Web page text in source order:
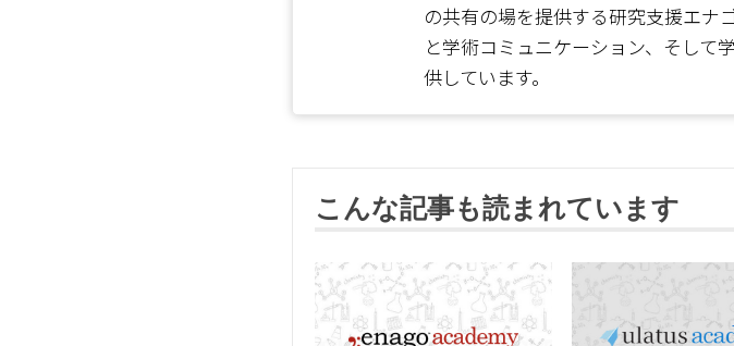
の共有の場を提供する研究支援エナ
と学術コミュニケーション、そして
供しています。
こんな記事も読まれています